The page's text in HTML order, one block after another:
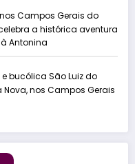
Campos Gerais do
a histórica aventura
Antonina
bucólica São Luiz do
Nova, nos Campos Gerais